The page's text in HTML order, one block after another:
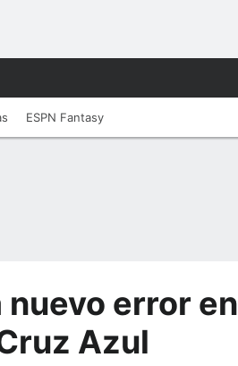
ESPN Fantasy
error en
Azul